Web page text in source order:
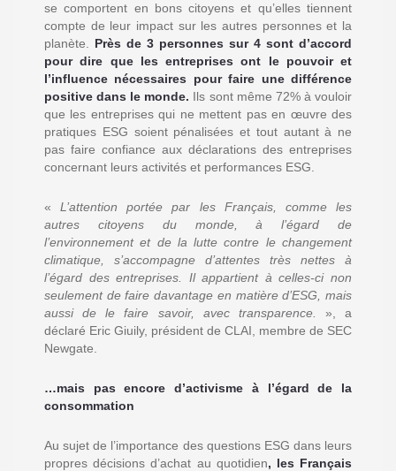
se comportent en bons citoyens et qu’elles tiennent
compte de leur impact sur les autres personnes et la
planète. Près de 3 personnes sur 4 sont d’accord
pour dire que les entreprises ont le pouvoir et
l’influence nécessaires pour faire une différence
positive dans le monde. Ils sont même 72% à vouloir
que les entreprises qui ne mettent pas en œuvre des
pratiques ESG soient pénalisées et tout autant à ne
pas faire confiance aux déclarations des entreprises
concernant leurs activités et performances ESG.
«L’attention portée par les Français, comme les
autres citoyens du monde, à l’égard de
l’environnement et de la lutte contre le changement
climatique, s’accompagne d’attentes très nettes à
l’égard des entreprises. Il appartient à celles-ci non
seulement de faire davantage en matière d’ESG, mais
aussi de le faire savoir, avec transparence.
», a
déclaré Eric Giuily, président de CLAI, membre de SEC
Newgate.
…mais pas encore d’activisme à l’égard de la
consommation
Au sujet de l’importance des questions ESG dans leurs
propres décisions d’achat au quotidien, les Français